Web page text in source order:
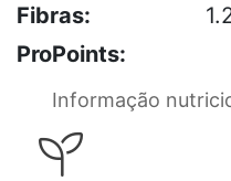
Fibras:
ProPoints:
Informação